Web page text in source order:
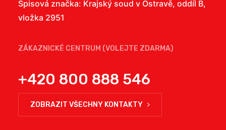
Spisová značka: Krajský soud v Ostravě, oddíl B,
vložka 2951
ZÁKAZNICKÉ CENTRUM (VOLEJTE ZDARMA)
+420 800 888 546
ZOBRAZIT VŠECHNY KONTAKTY